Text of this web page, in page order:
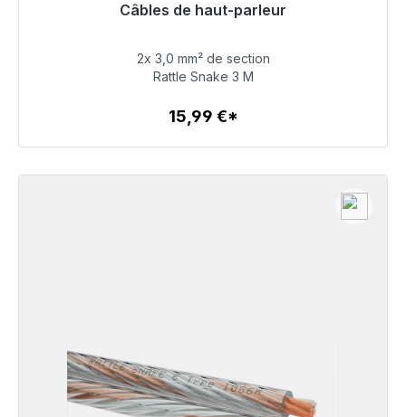
Câbles de haut-parleur
Prêt à être expédié, délai de livraison 48h*
15,99 €
Détails
2x 3,0 mm² de section
Rattle Snake 3 M
15,99 €*